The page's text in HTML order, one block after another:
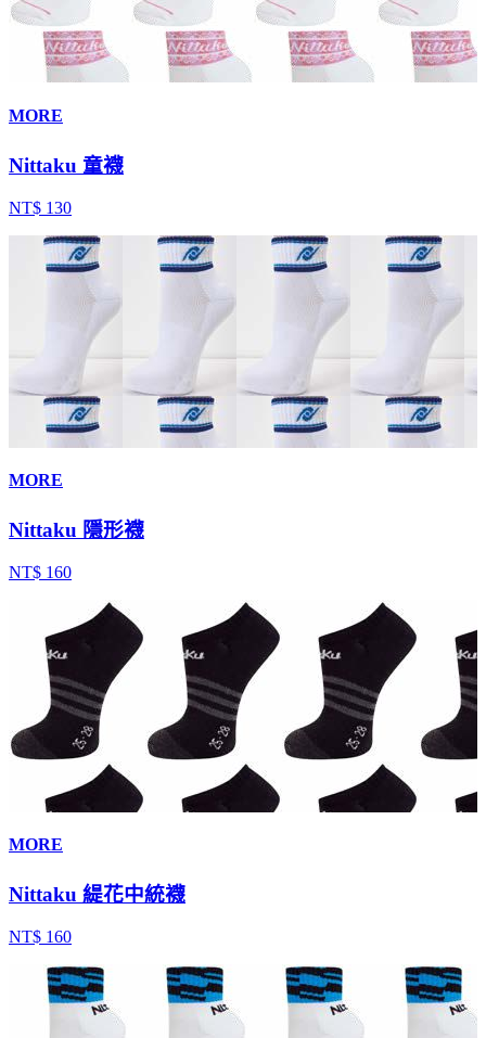
MORE
Nittaku 童襪
NT$ 130
MORE
Nittaku 隱形襪
NT$ 160
MORE
Nittaku 緹花中統襪
NT$ 160